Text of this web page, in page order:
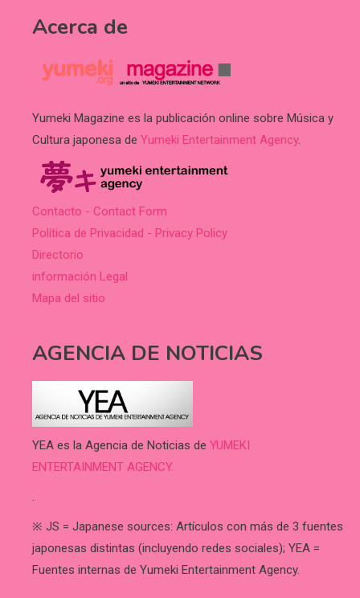
Acerca de
Yumeki Magazine es la publicación online sobre Música y
Cultura japonesa de Yumeki Entertainment Agency.
Contacto - Contact Form
Política de Privacidad - Privacy Policy
Directorio
información Legal
Mapa del sitio
AGENCIA DE NOTICIAS
YEA es la Agencia de Noticias de YUMEKI
ENTERTAINMENT AGENCY.
.
※ JS = Japanese sources: Artículos con más de 3 fuentes
japonesas distintas (incluyendo redes sociales); YEA =
Fuentes internas de Yumeki Entertainment Agency.